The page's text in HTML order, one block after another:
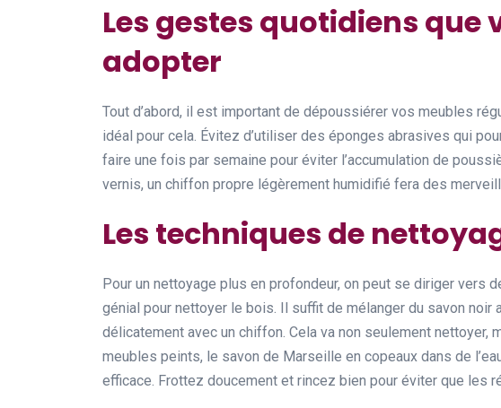
Les gestes quotidiens que
adopter
Tout d’abord, il est important de dépoussiérer vos meubles
idéal pour cela. Évitez d’utiliser des éponges abrasives qui
faire une fois par semaine pour éviter l’accumulation de
vernis, un chiffon propre légèrement humidifié fera des
Les techniques de
Pour un nettoyage plus en profondeur, on peut se diriger vers
génial pour nettoyer le bois. Il suffit de mélanger du savon noir
délicatement avec un chiffon. Cela va non seulement nettoyer,
meubles peints, le savon de Marseille en copeaux dans de
efficace. Frottez doucement et rincez bien pour éviter que les